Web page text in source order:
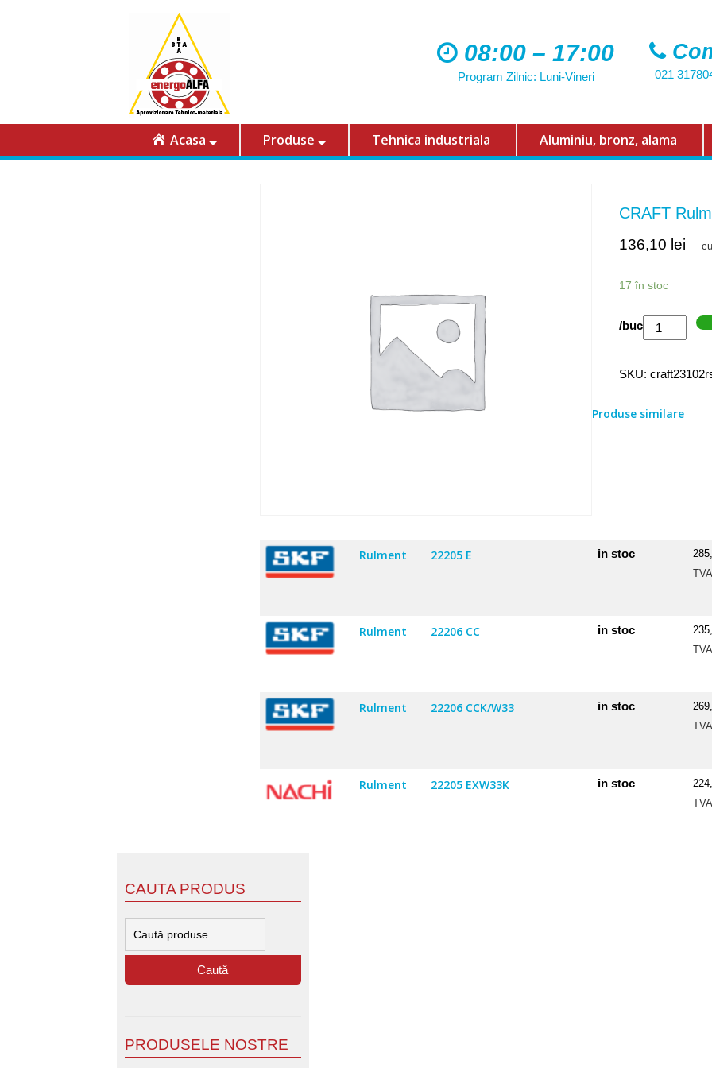
08:00 – 17:00
Program Zilnic: Luni-Vineri 021
Acasa Produse Tehnica industriala Aluminiu, bronz, alama
CRAFT
136,10 lei
17 în stoc
Cantitate
CRAFT
/buc
SKU:
Produse similare
Rulment 22205 E in stoc
TVA
Rulment 22206 CC in stoc
TVA
Rulment 22206 CCK/W33 in stoc
TVA
Rulment 22205 EXW33K in stoc
TVA
CAUTA PRODUS
Caută
PRODUSELE NOSTRE